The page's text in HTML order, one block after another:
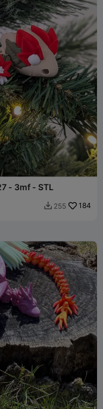
- 3mf - STL
 255 184